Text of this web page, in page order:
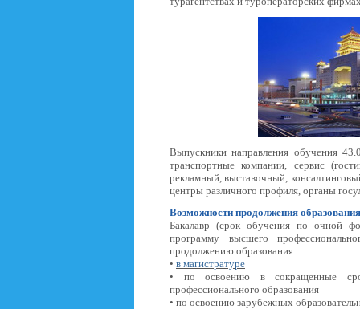
Выпускники направления обучения
транспортные компании, сервис
рекламный, выставочный,
центры различного профиля, органы
Возможности продолжения образования
Бакалавр (срок обучения по очной
программу высшего
продолжению образования:
• в магистратуре
• по освоению в сокращенные
профессионального образования
• по освоению зарубежных